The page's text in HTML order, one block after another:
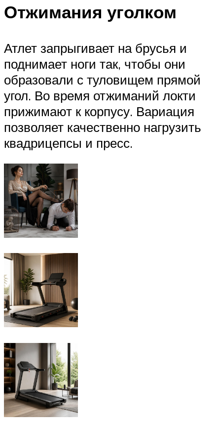
Отжимания уголком
Атлет запрыгивает на брусья и
поднимает ноги так, чтобы они
образовали с туловищем прямой
угол. Во время отжиманий локти
прижимают к корпусу. Вариация
позволяет качественно нагрузить
квадрицепсы и пресс.